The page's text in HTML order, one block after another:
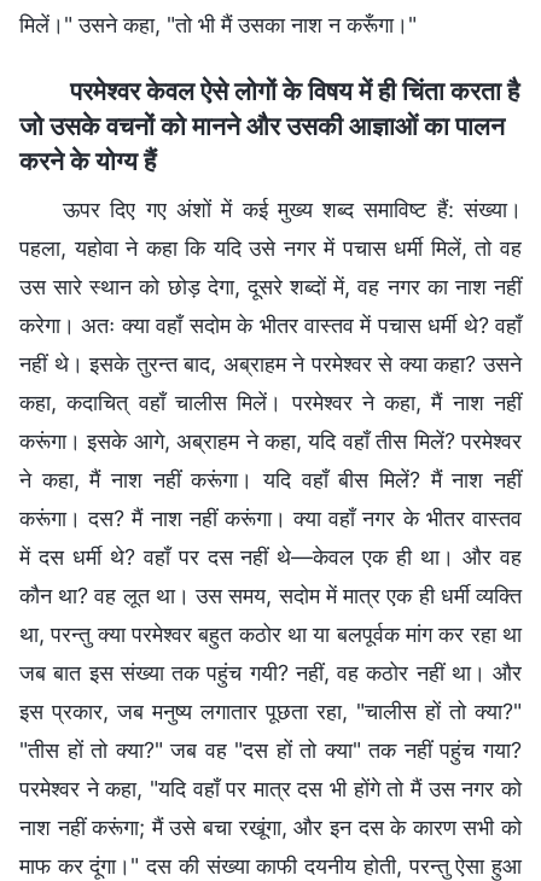
मिलें।" उसने कहा, "तो भी मैं उसका नाश न करूँगा।"
परमेश्वर केवल ऐसे लोगों के विषय में ही चिंता करता है
जो उसके वचनों को मानने और उसकी आज्ञाओं का पालन
करने के योग्य हैं
ऊपर दिए गए अंशों में कई मुख्य शब्द समाविष्ट हैं: संख्या।
पहला, यहोवा ने कहा कि यदि उसे नगर में पचास धर्मी मिलें, तो वह
उस सारे स्थान को छोड़ देगा, दूसरे शब्दों में, वह नगर का नाश नहीं
करेगा। अतः क्या वहाँ सदोम के भीतर वास्तव में पचास धर्मी थे? वहाँ
नहीं थे। इसके तुरन्त बाद, अब्राहम ने परमेश्वर से क्या कहा? उसने
कहा, कदाचित् वहाँ चालीस मिलें। परमेश्वर ने कहा, मैं नाश नहीं
करूंगा। इसके आगे, अब्राहम ने कहा, यदि वहाँ तीस मिलें? परमेश्वर
ने कहा, मैं नाश नहीं करूंगा। यदि वहाँ बीस मिलें? मैं नाश नहीं
करूंगा। दस? मैं नाश नहीं करूंगा। क्या वहाँ नगर के भीतर वास्तव
में दस धर्मी थे? वहाँ पर दस नहीं थे—केवल एक ही था। और वह
कौन था? वह लूत था। उस समय, सदोम में मात्र एक ही धर्मी व्यक्ति
था, परन्तु क्या परमेश्वर बहुत कठोर था या बलपूर्वक मांग कर रहा था
जब बात इस संख्या तक पहुंच गयी? नहीं, वह कठोर नहीं था। और
इस प्रकार, जब मनुष्य लगातार पूछता रहा, "चालीस हों तो क्या?"
"तीस हों तो क्या?" जब वह "दस हों तो क्या" तक नहीं पहुंच गया?
परमेश्वर ने कहा, "यदि वहाँ पर मात्र दस भी होंगे तो मैं उस नगर को
नाश नहीं करूंगा; मैं उसे बचा रखूंगा, और इन दस के कारण सभी को
माफ कर दूंगा।" दस की संख्या काफी दयनीय होती, परन्तु ऐसा हुआ